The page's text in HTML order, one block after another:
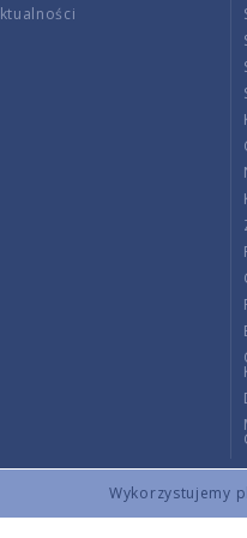
Wykorzystujemy